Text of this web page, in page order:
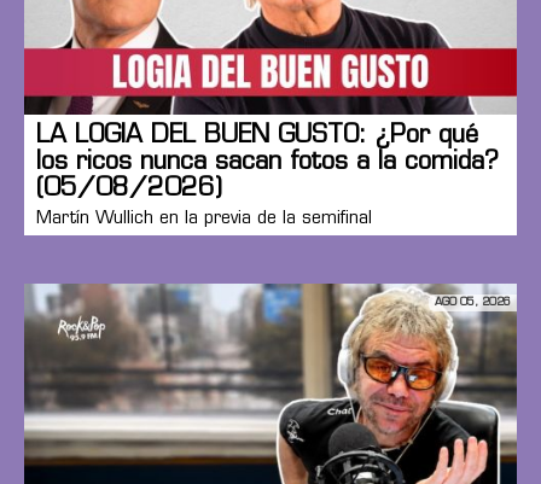
LA LOGIA DEL BUEN GUSTO: ¿Por qué
los ricos nunca sacan fotos a la comida?
(05/08/2026)
Martín Wullich en la previa de la semifinal
AGO 05, 2026